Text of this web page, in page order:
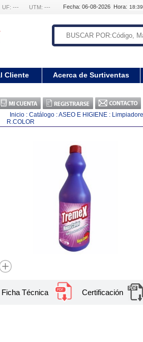
UF: --- UTM: --- Fecha: 06-08-2026 Hora:
Cliente Acerca de Surtiventas
Inicio : Catálogo :ASEO E HIGIENE :
R.COLOR
Ficha Técnica Certificación